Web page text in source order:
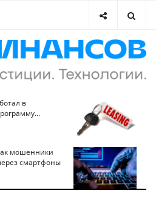
в
мошенники
смартфоны